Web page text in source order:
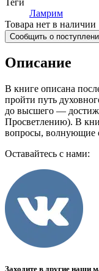
Ламрим
Товара нет в наличии
Сообщить о
Описание
В книге описана
пройти путь
до высшего —
Просветлению). В
вопросы, волнующие
Оставайтесь с нами:
Заходите в другие наши